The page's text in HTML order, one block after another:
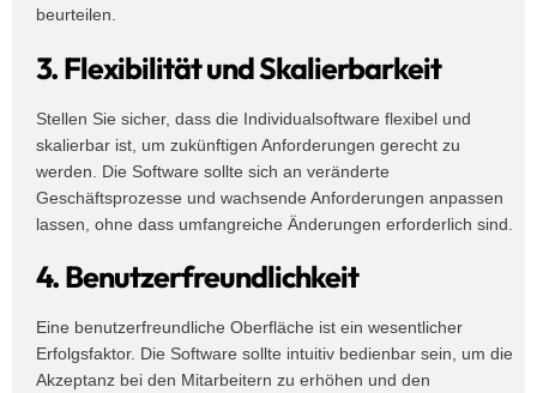
beurteilen.
3. Flexibilität und Skalierbarkeit
Stellen Sie sicher, dass die Individualsoftware flexibel und
skalierbar ist, um zukünftigen Anforderungen gerecht zu
werden. Die Software sollte sich an veränderte
Geschäftsprozesse und wachsende Anforderungen anpassen
lassen, ohne dass umfangreiche Änderungen erforderlich sind.
4. Benutzerfreundlichkeit
Eine benutzerfreundliche Oberfläche ist ein wesentlicher
Erfolgsfaktor. Die Software sollte intuitiv bedienbar sein, um die
Akzeptanz bei den Mitarbeitern zu erhöhen und den